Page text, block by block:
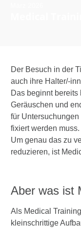
Der Besuch in der
auch ihre Halter/-
Das beginnt
Geräuschen und
für
fixiert werden muss.
Um genau das zu
reduzieren, ist
Aber was ist
Als Medical
kleinschrittige